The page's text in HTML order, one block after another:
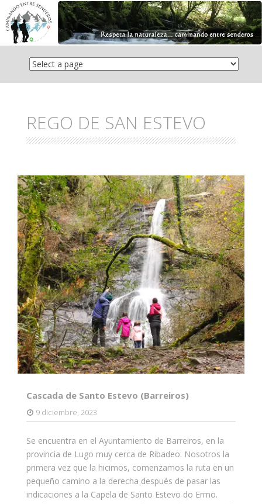
Saltar
contenido
REGO DE SAN ESTEVO
Cascada de Santo Estevo (Barreiros)
9 diciembre, 2023
Se encuentra en el Ayuntamiento de Barreiros, en la
provincia de Lugo muy cerca de Ribadeo. Nosotros la
primera vez que la hicimos, comenzamos la ruta en un
pequeño camino a la derecha después de pasar las
indicaciones a la Capela de Santo Estevo do Ermo.